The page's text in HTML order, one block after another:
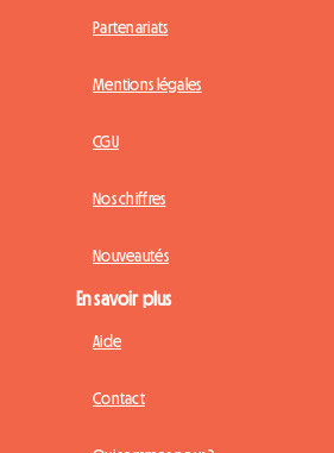
Partenariats
Mentions légales
CGU
Nos chiffres
Nouveautés
En savoir plus
Aide
Contact